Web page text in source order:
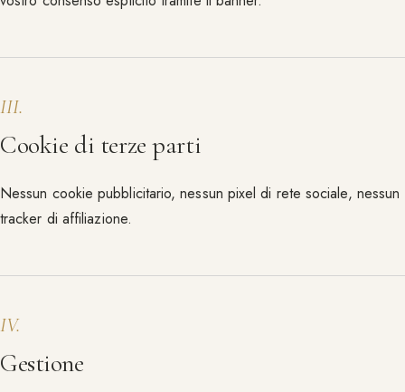
III.
Cookie di terze parti
Nessun cookie pubblicitario, nessun pixel di rete sociale, nessun
tracker di affiliazione.
IV.
Gestione